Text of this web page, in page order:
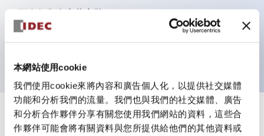
本網站使用cookie
我們使用cookie來將內容和廣告個人化，以提供社交媒體
功能和分析我們的流量。我們也與我們的社交媒體、廣告
和分析合作夥伴分享有關您使用我們網站的資料，這些合
作夥伴可能會將有關資料與您所提供給他們的其他資料或
可進行集合密著安裝
附鎖選擇開關採用高安全性的彈子鎖結構
規格 顯示全部